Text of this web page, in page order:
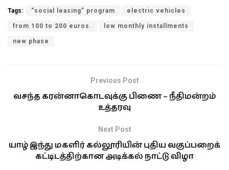
Tags: “social leasing” program electric vehicles
from 100 to 200 euros. low monthly installments
new phase
Previous Post
வசந்த கரன்னாகொடவுக்கு பிணை – நீதிமன்றம்
உத்தரவு
Next Post
யாழ் இந்து மகளிர் கல்லூரியின் புதிய வகுப்பறைக்
கட்டிடத்திற்கான அடிக்கல் நாட்டு விழா